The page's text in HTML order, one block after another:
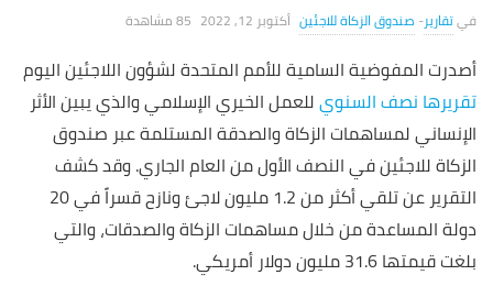
تقارير- صندوق الزكاة للاجئين أكتوبر 12, 2022 85 ‎مشاهدة
أصدرت المفوضية السامية للأمم المتحدة لشؤون اللاجئين اليوم
تقريرها نصف السنويللعمل الخيري الإسلامي والذي يبين الأثر
الإنساني لمساهمات الزكاة والصدقة المستلمة عبر صندوق
الزكاة للاجئين في النصف الأول من العام الجاري. وقد كشف
التقرير عن تلقي أكثر من 1.2 مليون لاجئ ونازح قسراً في 20
دولة المساعدة من خلال مساهمات الزكاة والصدقات، والتي
بلغت قيمتها 31.6 مليون دولار أمريكي.